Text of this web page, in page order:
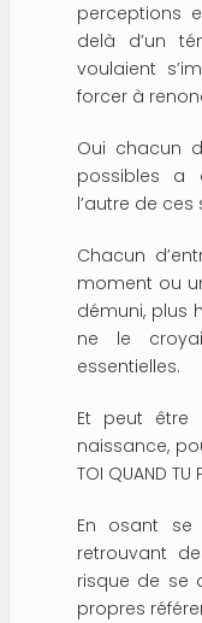
perceptions
delà d’un
voulaient
forcer à
Oui chacun
possibles a
l’autre de ces
Chacun
moment ou
démuni, plus
ne le
essentielles.
Et peut être
naissance,
TOI QUAND TU
En osant se
retrouvant
risque de se
propres